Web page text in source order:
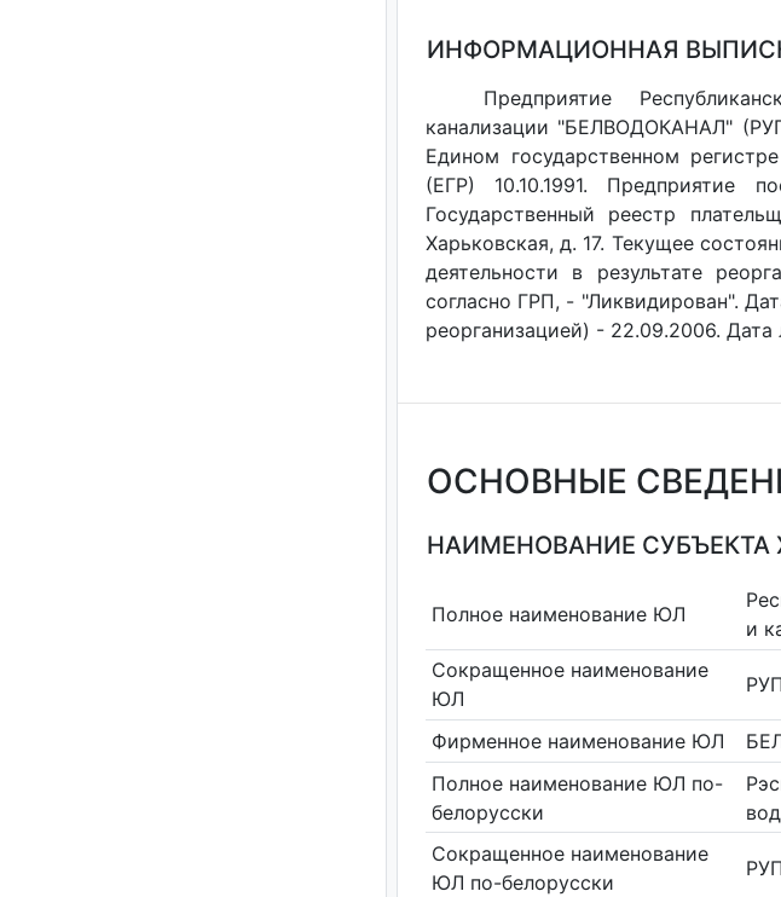
ИНФОРМАЦИОННАЯ
Предприятие
канализации "БЕЛВОДОКАНАЛ"
Едином государственном
(ЕГР) 10.10.1991. Предприятие
Государственный реестр
Харьковская, д. 17. Текущее
деятельности в результате
согласно ГРП, - "Ликвидирован".
реорганизацией) - 22.09.2006.
ОСНОВНЫЕ
НАИМЕНОВАНИЕ СУБЪЕКТА
Полное наименование ЮЛ
и
Сокращенное наименование
ЮЛ
Фирменное наименование ЮЛ
Полное наименование ЮЛ по-
белорусски
Сокращенное наименование
ЮЛ по-белорусски